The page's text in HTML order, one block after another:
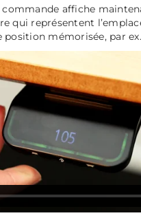
affiche
qui représentent
mémorisée, par ex.